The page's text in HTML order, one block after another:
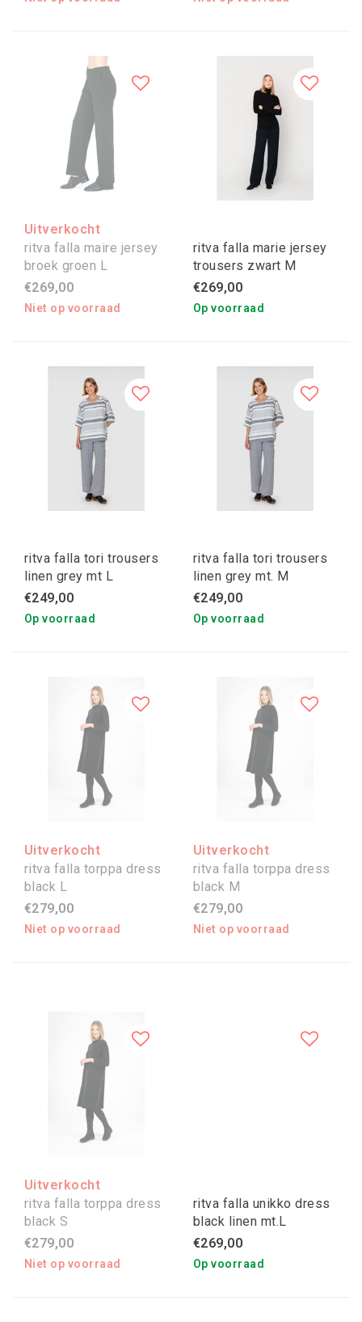
Uitverkocht
ritva falla maire jersey
broek groen L
€269,00
Niet op voorraad
ritva falla marie jersey
trousers zwart M
€269,00
Op voorraad
ritva falla tori trousers
linen grey mt L
€249,00
Op voorraad
ritva falla tori trousers
linen grey mt. M
€249,00
Op voorraad
Uitverkocht
ritva falla torppa dress
black L
€279,00
Niet op voorraad
Uitverkocht
ritva falla torppa dress
black M
€279,00
Niet op voorraad
Uitverkocht
ritva falla torppa dress
black S
€279,00
Niet op voorraad
ritva falla unikko dress
black linen mt.L
€269,00
Op voorraad